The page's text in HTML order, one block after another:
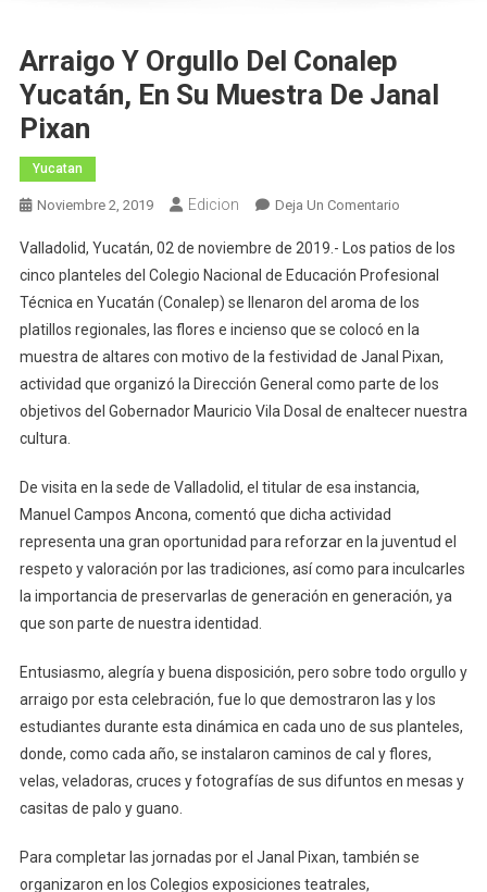
Arraigo Y Orgullo Del Conalep
Yucatán, En Su Muestra De Janal
Pixan
Yucatan
Noviembre 2, 2019 Edicion Deja Un ComentarioEn
Y
Orgullo
Del
Conalep
Yucatán,
En
Janal
Valladolid, Yucatán, 02 de noviembre de 2019.- Los patios de los
cinco planteles del Colegio Nacional de Educación Profesional
Técnica en Yucatán (Conalep) se llenaron del aroma de los
platillos regionales, las flores e incienso que se colocó en la
muestra de altares con motivo de la festividad de Janal Pixan,
actividad que organizó la Dirección General como parte de los
objetivos del Gobernador Mauricio Vila Dosal de enaltecer nuestra
cultura.
De visita en la sede de Valladolid, el titular de esa instancia,
Manuel Campos Ancona, comentó que dicha actividad
representa una gran oportunidad para reforzar en la juventud el
respeto y valoración por las tradiciones, así como para inculcarles
la importancia de preservarlas de generación en generación, ya
que son parte de nuestra identidad.
Entusiasmo, alegría y buena disposición, pero sobre todo orgullo y
arraigo por esta celebración, fue lo que demostraron las y los
estudiantes durante esta dinámica en cada uno de sus planteles,
donde, como cada año, se instalaron caminos de cal y flores,
velas, veladoras, cruces y fotografías de sus difuntos en mesas y
casitas de palo y guano.
Para completar las jornadas por el Janal Pixan, también se
organizaron en los Colegios exposiciones teatrales,